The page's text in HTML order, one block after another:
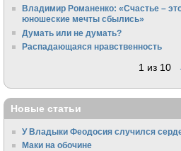
Владимир Романенко: «Счастье –
юношеские мечты сбылись»
Думать или не думать?
Распадающаяся нравственность
1 из 10
Новые статьи
У Владыки Феодосия случился
Маки на обочине